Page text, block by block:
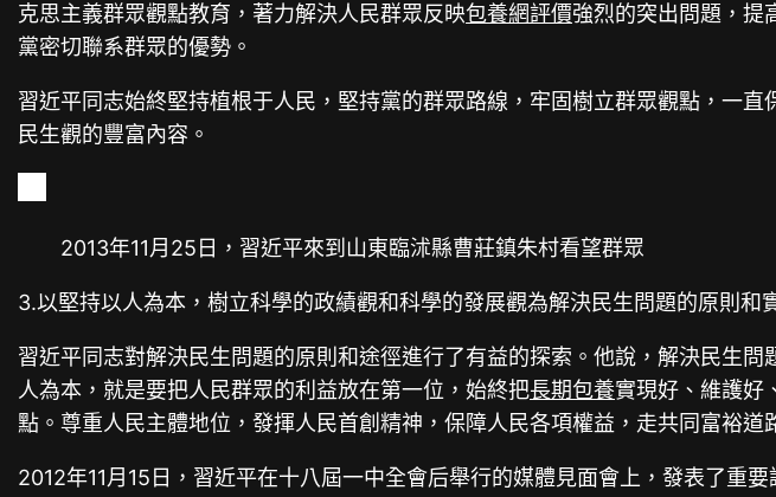
克思主義群眾觀點教育，著力解決人民群眾反映包養網評價強烈的突出問題，提
黨密切聯系群眾的優勢。
習近平同志始終堅持植根于人民，堅持黨的群眾路線，牢固樹立群眾觀點，一
民生觀的豐富內容。
2013年11月25日，習近平來到山東臨沭縣曹莊鎮朱村看望群眾
3.以堅持以人為本，樹立科學的政績觀和科學的發展觀為解決民生問題的原則和
習近平同志對解決民生問題的原則和途徑進行了有益的探索。他說，解決民生
人為本，就是要把人民群眾的利益放在第一位，始終把長期包養實現好、維護好
點。尊重人民主體地位，發揮人民首創精神，保障人民各項權益，走共同富裕
2012年11月15日，習近平在十八屆一中全會后舉行的媒體見面會上，發表了重